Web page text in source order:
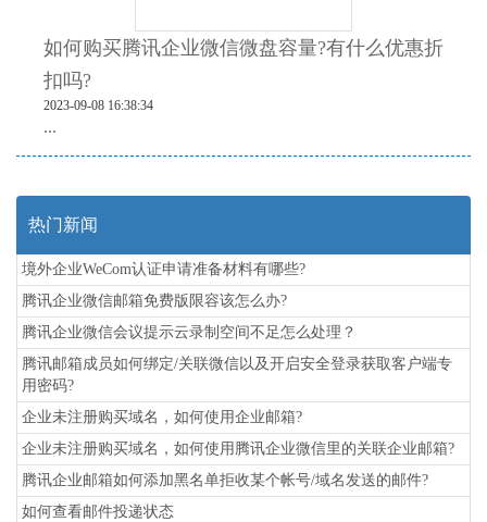
如何购买腾讯企业微信微盘容量?有什么优惠折
扣吗?
2023-09-08 16:38:34
...
热门新闻
境外企业WeCom认证申请准备材料有哪些?
腾讯企业微信邮箱免费版限容该怎么办?
腾讯企业微信会议提示云录制空间不足怎么处理？
腾讯邮箱成员如何绑定/关联微信以及开启安全登录获取客户端专
用密码?
企业未注册购买域名，如何使用企业邮箱?
企业未注册购买域名，如何使用腾讯企业微信里的关联企业邮箱?
腾讯企业邮箱如何添加黑名单拒收某个帐号/域名发送的邮件?
如何查看邮件投递状态